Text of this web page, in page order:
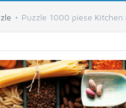
si Aniversari »
Puzzle 1000 piese Kitchen